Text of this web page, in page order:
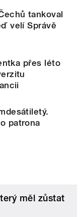
tankoval
velí Správě
přes léto
patrona
měl zůstat